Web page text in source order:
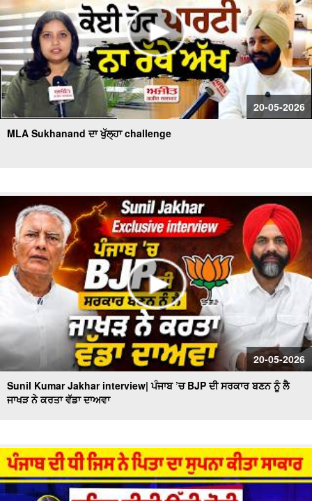
20-05-2026
MLA Sukhanand ਦਾ ਖੁੱਲ੍ਹਾ challenge
20-05-2026
Sunil Kumar Jakhar interview| ਪੰਜਾਬ ’ਚ BJP ਦੀ ਸਰਕਾਰ ਬਣਨ ਨੂੰ ਲੈ
ਜਾਖੜ ਨੇ ਕਰਤਾ ਵੱਡਾ ਦਾਅਵਾ